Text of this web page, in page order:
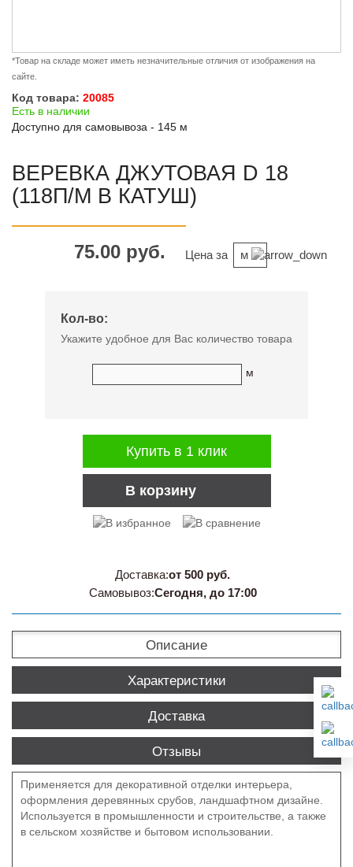
*Товар на складе может иметь незначительные отличия от изображения на
сайте.
Код товара: 20085
Есть в наличии
Доступно для самовывоза - 145 м
ВЕРЕВКА ДЖУТОВАЯ D 18
(118П/М В КАТУШ)
75.00 руб. Цена за м
Кол-во:
Укажите удобное для Вас количество товара
м
В корзину
Купить в 1 клик
Доставка:от 500 руб.
Самовывоз:Сегодня, до 17:00
Описание
Характеристики
Доставка
Отзывы
Применяется для декоративной отделки интерьера,
оформления деревянных срубов, ландшафтном дизайне.
Используется в промышленности и строительстве, а также
в сельском хозяйстве и бытовом использовании.